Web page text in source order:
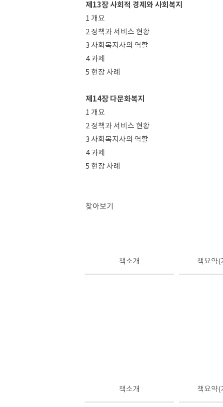
제13장 사회적 경제와 사회복지
1 개요
2 정책과 서비스 현황
3 사회복지사의 역할
4 과제
5 현장 사례
제14장 다문화복지
1 개요
2 정책과 서비스 현황
3 사회복지사의 역할
4 과제
5 현장 사례
찾아보기
책소개 책요약(
책소개 책요약(